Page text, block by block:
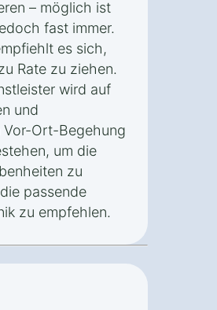
– möglich ist
fast immer.
es sich,
Rate zu ziehen.
wird auf
und
Ort-Begehung
um die
zu
passende
zu empfehlen.